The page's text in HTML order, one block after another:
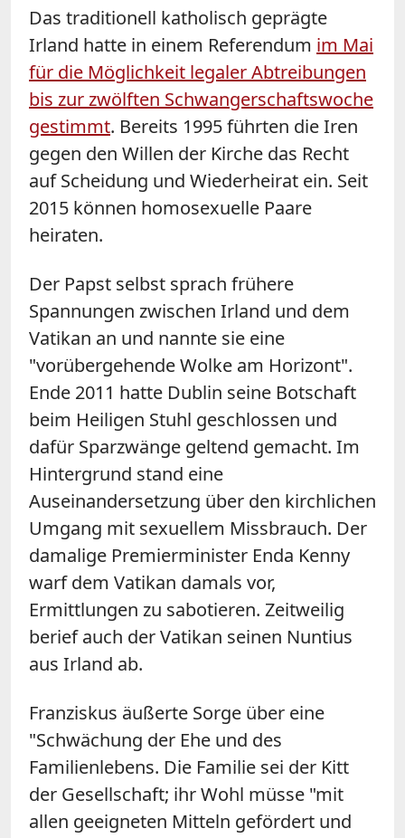
Das traditionell katholisch geprägte
Irland hatte in einem Referendum im Mai
für die Möglichkeit legaler Abtreibungen
bis zur zwölften Schwangerschaftswoche
gestimmt. Bereits 1995 führten die Iren
gegen den Willen der Kirche das Recht
auf Scheidung und Wiederheirat ein. Seit
2015 können homosexuelle Paare
heiraten.
Der Papst selbst sprach frühere
Spannungen zwischen Irland und dem
Vatikan an und nannte sie eine
"vorübergehende Wolke am Horizont".
Ende 2011 hatte Dublin seine Botschaft
beim Heiligen Stuhl geschlossen und
dafür Sparzwänge geltend gemacht. Im
Hintergrund stand eine
Auseinandersetzung über den kirchlichen
Umgang mit sexuellem Missbrauch. Der
damalige Premierminister Enda Kenny
warf dem Vatikan damals vor,
Ermittlungen zu sabotieren. Zeitweilig
berief auch der Vatikan seinen Nuntius
aus Irland ab.
Franziskus äußerte Sorge über eine
"Schwächung der Ehe und des
Familienlebens. Die Familie sei der Kitt
der Gesellschaft; ihr Wohl müsse "mit
allen geeigneten Mitteln gefördert und